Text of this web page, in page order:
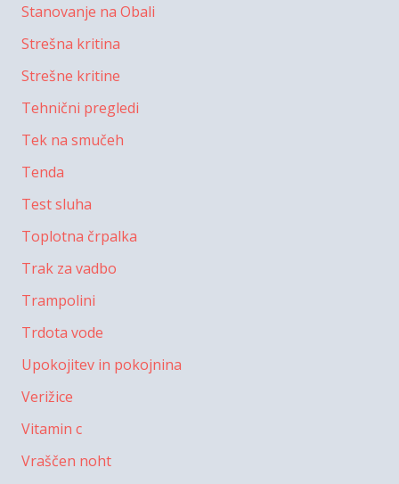
Stanovanje na Obali
Strešna kritina
Strešne kritine
Tehnični pregledi
Tek na smučeh
Tenda
Test sluha
Toplotna črpalka
Trak za vadbo
Trampolini
Trdota vode
Upokojitev in pokojnina
Verižice
Vitamin c
Vraščen noht